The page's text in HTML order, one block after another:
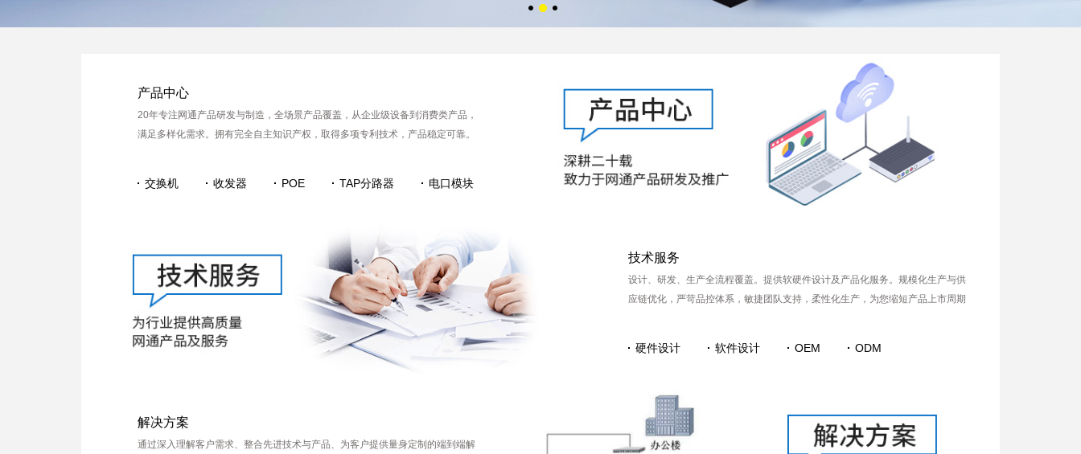
产品中心
20年专注网通产品研发与制造，全场景产品覆盖，从企业级设备到消费类产品，
满足多样化需求。拥有完全自主知识产权，取得多项专利技术，产品稳定可靠。
交换机 收发器 POE TAP分路器 电口模块
技术服务
设计、研发、生产全流程覆盖。提供软硬件设计及产品化服务。规模化生产与供
应链优化，严苛品控体系，敏捷团队支持，柔性化生产，为您缩短产品上市周期
硬件设计 软件设计 OEM ODM
解决方案
通过深入理解客户需求、整合先进技术与产品、为客户提供量身定制的端到端解